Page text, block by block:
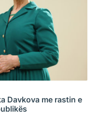
Davkova me rastin e